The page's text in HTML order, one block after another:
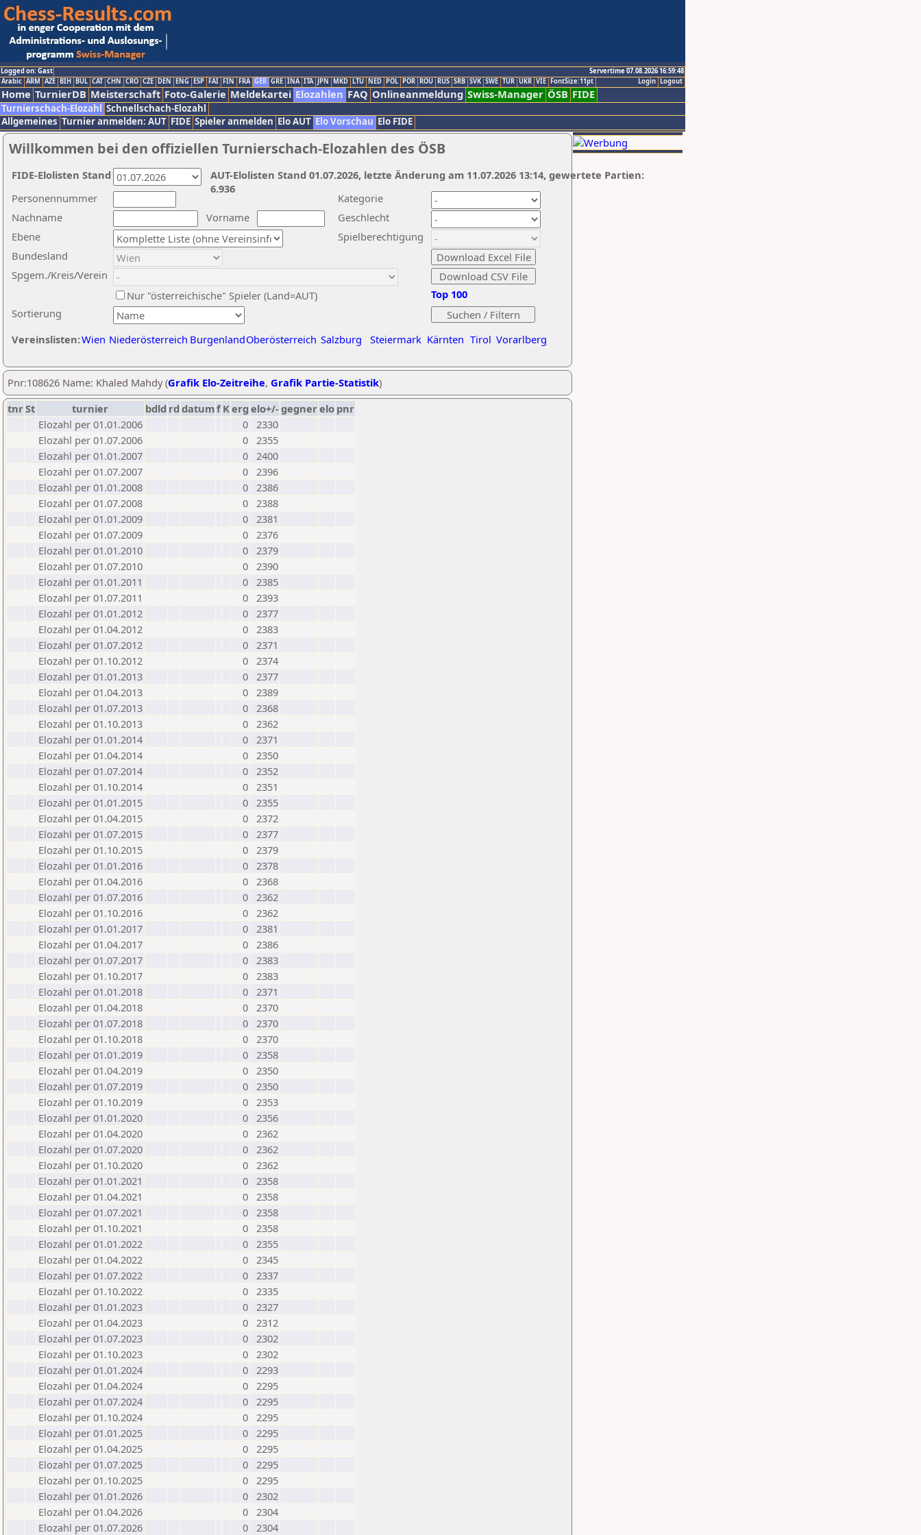
Logged on: Gast
Servertime 07.08.2026 16:59:48
Logout
Login
Arabic ARM AZE BIH BUL CAT CHN CRO CZE DEN ENG ESP FAI FIN FRA GER GRE INA ITA JPN MKD LTU NED POL POR ROU RUS SRB SVK SWE TUR UKR VIE FontSize:11pt
Home TurnierDB Meisterschaft Foto-Galerie Meldekartei Elozahlen FAQ Onlineanmeldung Swiss-Manager ÖSB FIDE
Turnierschach-Elozahl Schnellschach-Elozahl
Allgemeines Turnier anmelden: AUT FIDE Spieler anmelden Elo AUT Elo Vorschau Elo FIDE
Willkommen bei den offiziellen Turnierschach-Elozahlen des ÖSB
Nachname
Vorname
Ebene
Kategorie
Sortierung
Personennummer
Bundesland
Spgem./Kreis/Verein
Geschlecht
Nur "österreichische" Spieler (Land=AUT)
Spielberechtigung
Vereinslisten:Wien Niederösterreich BurgenlandOberösterreich Salzburg Steiermark Kärnten Tirol Vorarlberg
Top 100
AUT-Elolisten Stand 01.07.2026, letzte Änderung am 11.07.2026 13:14, gewertete Partien:
6.936
FIDE-Elolisten Stand
Pnr:108626 Name: Khaled Mahdy (Grafik Elo-Zeitreihe, Grafik Partie-Statistik)
tnrSt turnier bdld rd datumf Kerg elo+/-gegnerelo pnr
Elozahl per 01.01.2006
0 2330
Elozahl per 01.07.2006
0 2355
Elozahl per 01.01.2007
0 2400
Elozahl per 01.07.2007
0 2396
Elozahl per 01.01.2008
0 2386
Elozahl per 01.07.2008
0 2388
Elozahl per 01.01.2009
0 2381
Elozahl per 01.07.2009
0 2376
Elozahl per 01.01.2010
0 2379
Elozahl per 01.07.2010
0 2390
Elozahl per 01.01.2011
0 2385
Elozahl per 01.07.2011
0 2393
Elozahl per 01.01.2012
0 2377
Elozahl per 01.04.2012
0 2383
Elozahl per 01.07.2012
0 2371
Elozahl per 01.10.2012
0 2374
Elozahl per 01.01.2013
0 2377
Elozahl per 01.04.2013
0 2389
Elozahl per 01.07.2013
0 2368
Elozahl per 01.10.2013
0 2362
Elozahl per 01.01.2014
0 2371
Elozahl per 01.04.2014
0 2350
Elozahl per 01.07.2014
0 2352
Elozahl per 01.10.2014
0 2351
Elozahl per 01.01.2015
0 2355
Elozahl per 01.04.2015
0 2372
Elozahl per 01.07.2015
0 2377
Elozahl per 01.10.2015
0 2379
Elozahl per 01.01.2016
0 2378
Elozahl per 01.04.2016
0 2368
Elozahl per 01.07.2016
0 2362
Elozahl per 01.10.2016
0 2362
Elozahl per 01.01.2017
0 2381
Elozahl per 01.04.2017
0 2386
Elozahl per 01.07.2017
0 2383
Elozahl per 01.10.2017
0 2383
Elozahl per 01.01.2018
0 2371
Elozahl per 01.04.2018
0 2370
Elozahl per 01.07.2018
0 2370
Elozahl per 01.10.2018
0 2370
Elozahl per 01.01.2019
0 2358
Elozahl per 01.04.2019
0 2350
Elozahl per 01.07.2019
0 2350
Elozahl per 01.10.2019
0 2353
Elozahl per 01.01.2020
0 2356
Elozahl per 01.04.2020
0 2362
Elozahl per 01.07.2020
0 2362
Elozahl per 01.10.2020
0 2362
Elozahl per 01.01.2021
0 2358
Elozahl per 01.04.2021
0 2358
Elozahl per 01.07.2021
0 2358
Elozahl per 01.10.2021
0 2358
Elozahl per 01.01.2022
0 2355
Elozahl per 01.04.2022
0 2345
Elozahl per 01.07.2022
0 2337
Elozahl per 01.10.2022
0 2335
Elozahl per 01.01.2023
0 2327
Elozahl per 01.04.2023
0 2312
Elozahl per 01.07.2023
0 2302
Elozahl per 01.10.2023
0 2302
Elozahl per 01.01.2024
0 2293
Elozahl per 01.04.2024
0 2295
Elozahl per 01.07.2024
0 2295
Elozahl per 01.10.2024
0 2295
Elozahl per 01.01.2025
0 2295
Elozahl per 01.04.2025
0 2295
Elozahl per 01.07.2025
0 2295
Elozahl per 01.10.2025
0 2295
Elozahl per 01.01.2026
0 2302
Elozahl per 01.04.2026
0 2304
Elozahl per 01.07.2026
0 2304